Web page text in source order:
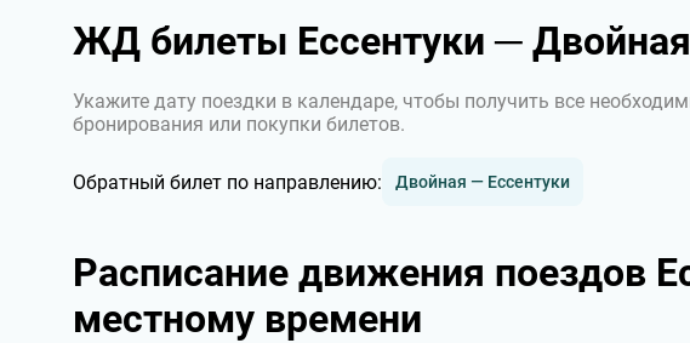
ЖД билеты Ессентуки ─ Двойная
Укажите дату поездки в календаре, чтобы получить все
бронирования или покупки билетов.
Обратный билет по направлению: Двойная — Ессентуки
Расписание движения поездов
местному времени